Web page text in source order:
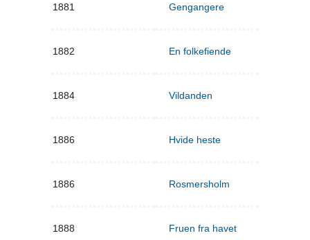
1881 Gengangere
1882 En folkefiende
1884 Vildanden
1886 Hvide heste
1886 Rosmersholm
1888 Fruen fra havet